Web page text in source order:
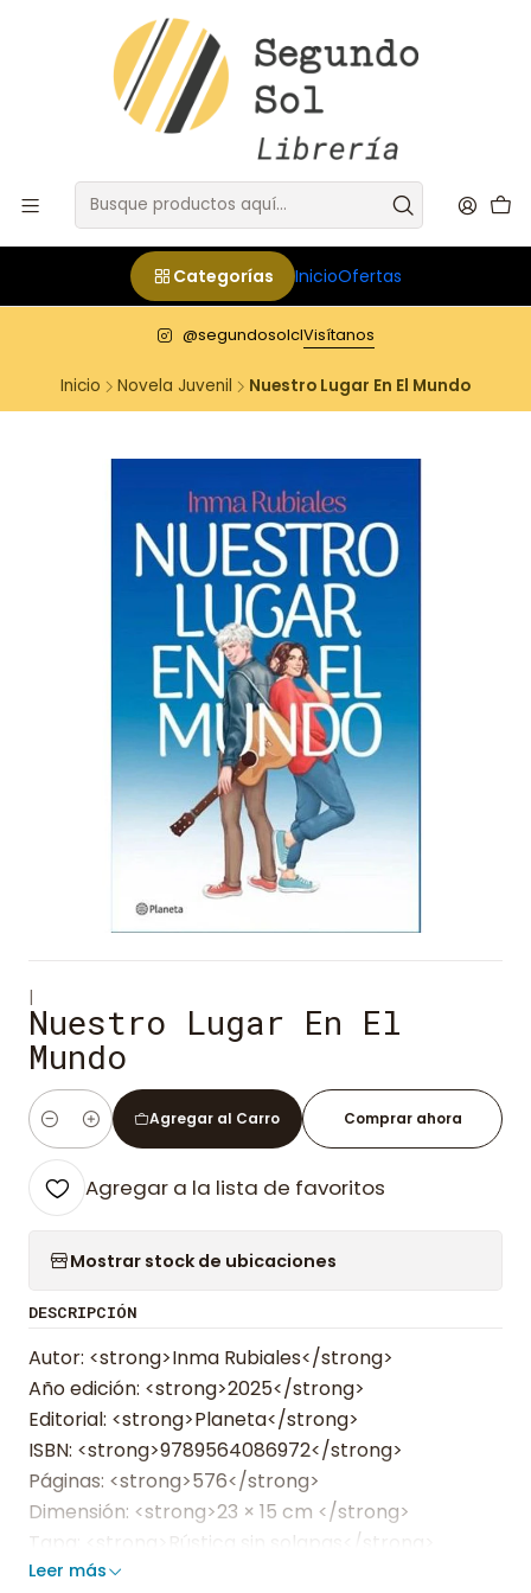
Categorías InicioOfertas
@segundosolclVisítanos
Inicio Novela Juvenil Nuestro Lugar En El Mundo
|
Nuestro Lugar En El
Mundo
Cantidad
Agregar al Carro Comprar ahora
Agregar a la lista de favoritos
Mostrar stock de ubicaciones
DESCRIPCIÓN
Autor: <strong>Inma Rubiales</strong>
Año edición: <strong>2025</strong>
Editorial: <strong>Planeta</strong>
ISBN: <strong>9789564086972</strong>
Páginas: <strong>576</strong>
Dimensión: <strong>23 × 15 cm </strong>
Tapa: <strong>Rústica sin solapas</strong>
Edad Sugerida: <strong>+16</strong>
Leer más